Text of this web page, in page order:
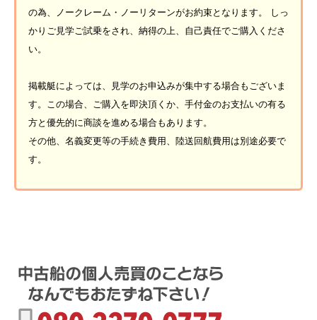
の為、ノークレーム・ノーリターンがお約束となります。 しっ
かりご見学ご試乗をされ、納得の上、自己責任でご購入くださ
い。
掲載艇によっては、見学のお申込みが集中する場合もございま
す。この場合、ご購入を即決頂くか、手付金のお支払いの有る
方と優先的に商談を進める場合もあります。
その他、名義変更等の手続き費用、陸送回航費用は別途必要で
す。